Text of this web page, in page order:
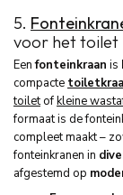
5.
voor het toilet
Eenfonteinkraan is
compacte
toiletofkleine
formaat is de
compleet maakt –
fonteinkranen in
afgestemd op